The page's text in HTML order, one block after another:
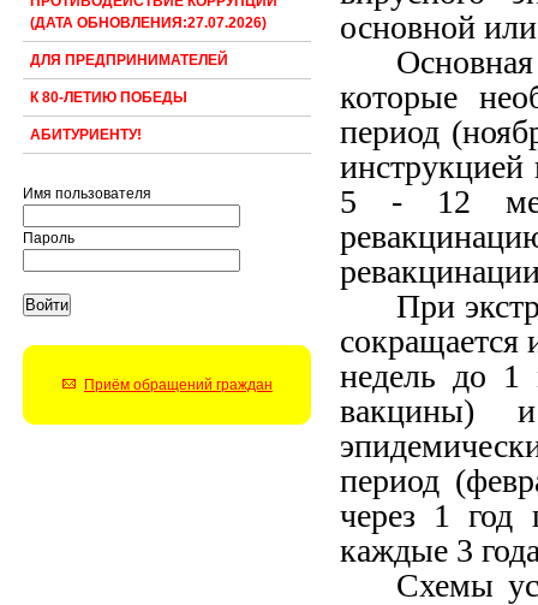
(ДАТА ОБНОВЛЕНИЯ:27.07.2026)
ДЛЯ ПРЕДПРИНИМАТЕЛЕЙ
К 80-ЛЕТИЮ ПОБЕДЫ
АБИТУРИЕНТУ!
Имя пользователя
Пароль
Приём обращений граждан
основной
которые
период
инструкцией
5 - 12
При
сокращается
недель до 1
вакцины)
период
через 1
каждые 3
Схемы